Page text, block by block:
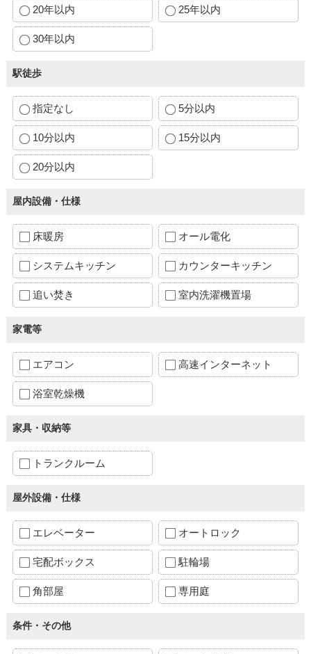
20年以内 25年以内
30年以内
駅徒歩
指定なし 5分以内
10分以内 15分以内
20分以内
屋内設備・仕様
床暖房 オール電化
システムキッチン カウンターキッチン
追い焚き 室内洗濯機置場
家電等
エアコン 高速インターネット
浴室乾燥機
家具・収納等
トランクルーム
屋外設備・仕様
エレベーター オートロック
宅配ボックス 駐輪場
角部屋 専用庭
条件・その他